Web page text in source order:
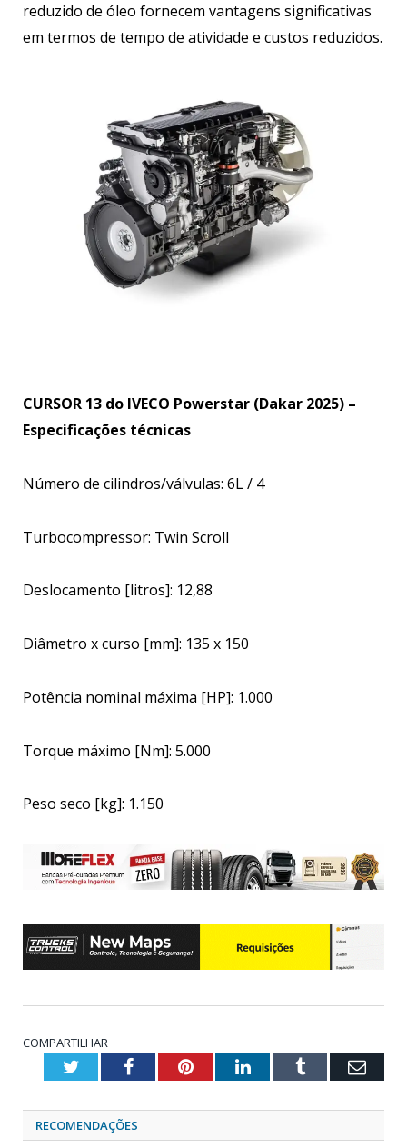
reduzido de óleo fornecem vantagens significativas
em termos de tempo de atividade e custos reduzidos.
CURSOR 13 do IVECO Powerstar (Dakar 2025) –
Especificações técnicas
Número de cilindros/válvulas: 6L / 4
Turbocompressor: Twin Scroll
Deslocamento [litros]: 12,88
Diâmetro x curso [mm]: 135 x 150
Potência nominal máxima [HP]: 1.000
Torque máximo [Nm]: 5.000
Peso seco [kg]: 1.150
COMPARTILHAR
TwitterFacebookPinterestLinkedInTumblr
RECOMENDAÇÕES